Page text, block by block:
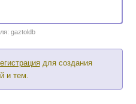
gaztoldb
для создания
и тем.